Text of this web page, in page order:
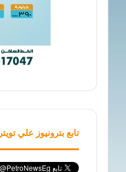
تابع بترونيوز علي تويتر